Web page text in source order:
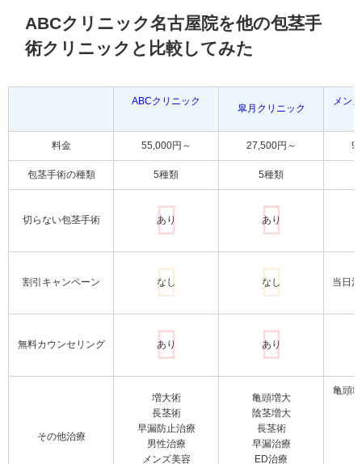
ABCクリニック名古屋院を他の包茎手
術クリニックと比較してみた
ABCクリニック
皐月クリニック
メン
料金 55,000円～ 27,500円～
包茎手術の種類 5種類 5種類
切らない包茎手術 あり あり
割引キャンペーン なし なし 当日
無料カウンセリング あり あり
その他治療
増大術
長茎術
早漏防止治療
男性治療
メンズ美容
亀頭増大
陰茎増大
長茎術
早漏治療
ED治療
亀頭